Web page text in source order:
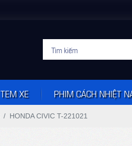
TEM XE PHIM CÁCH NHIỆT
HONDA CIVIC T-221021